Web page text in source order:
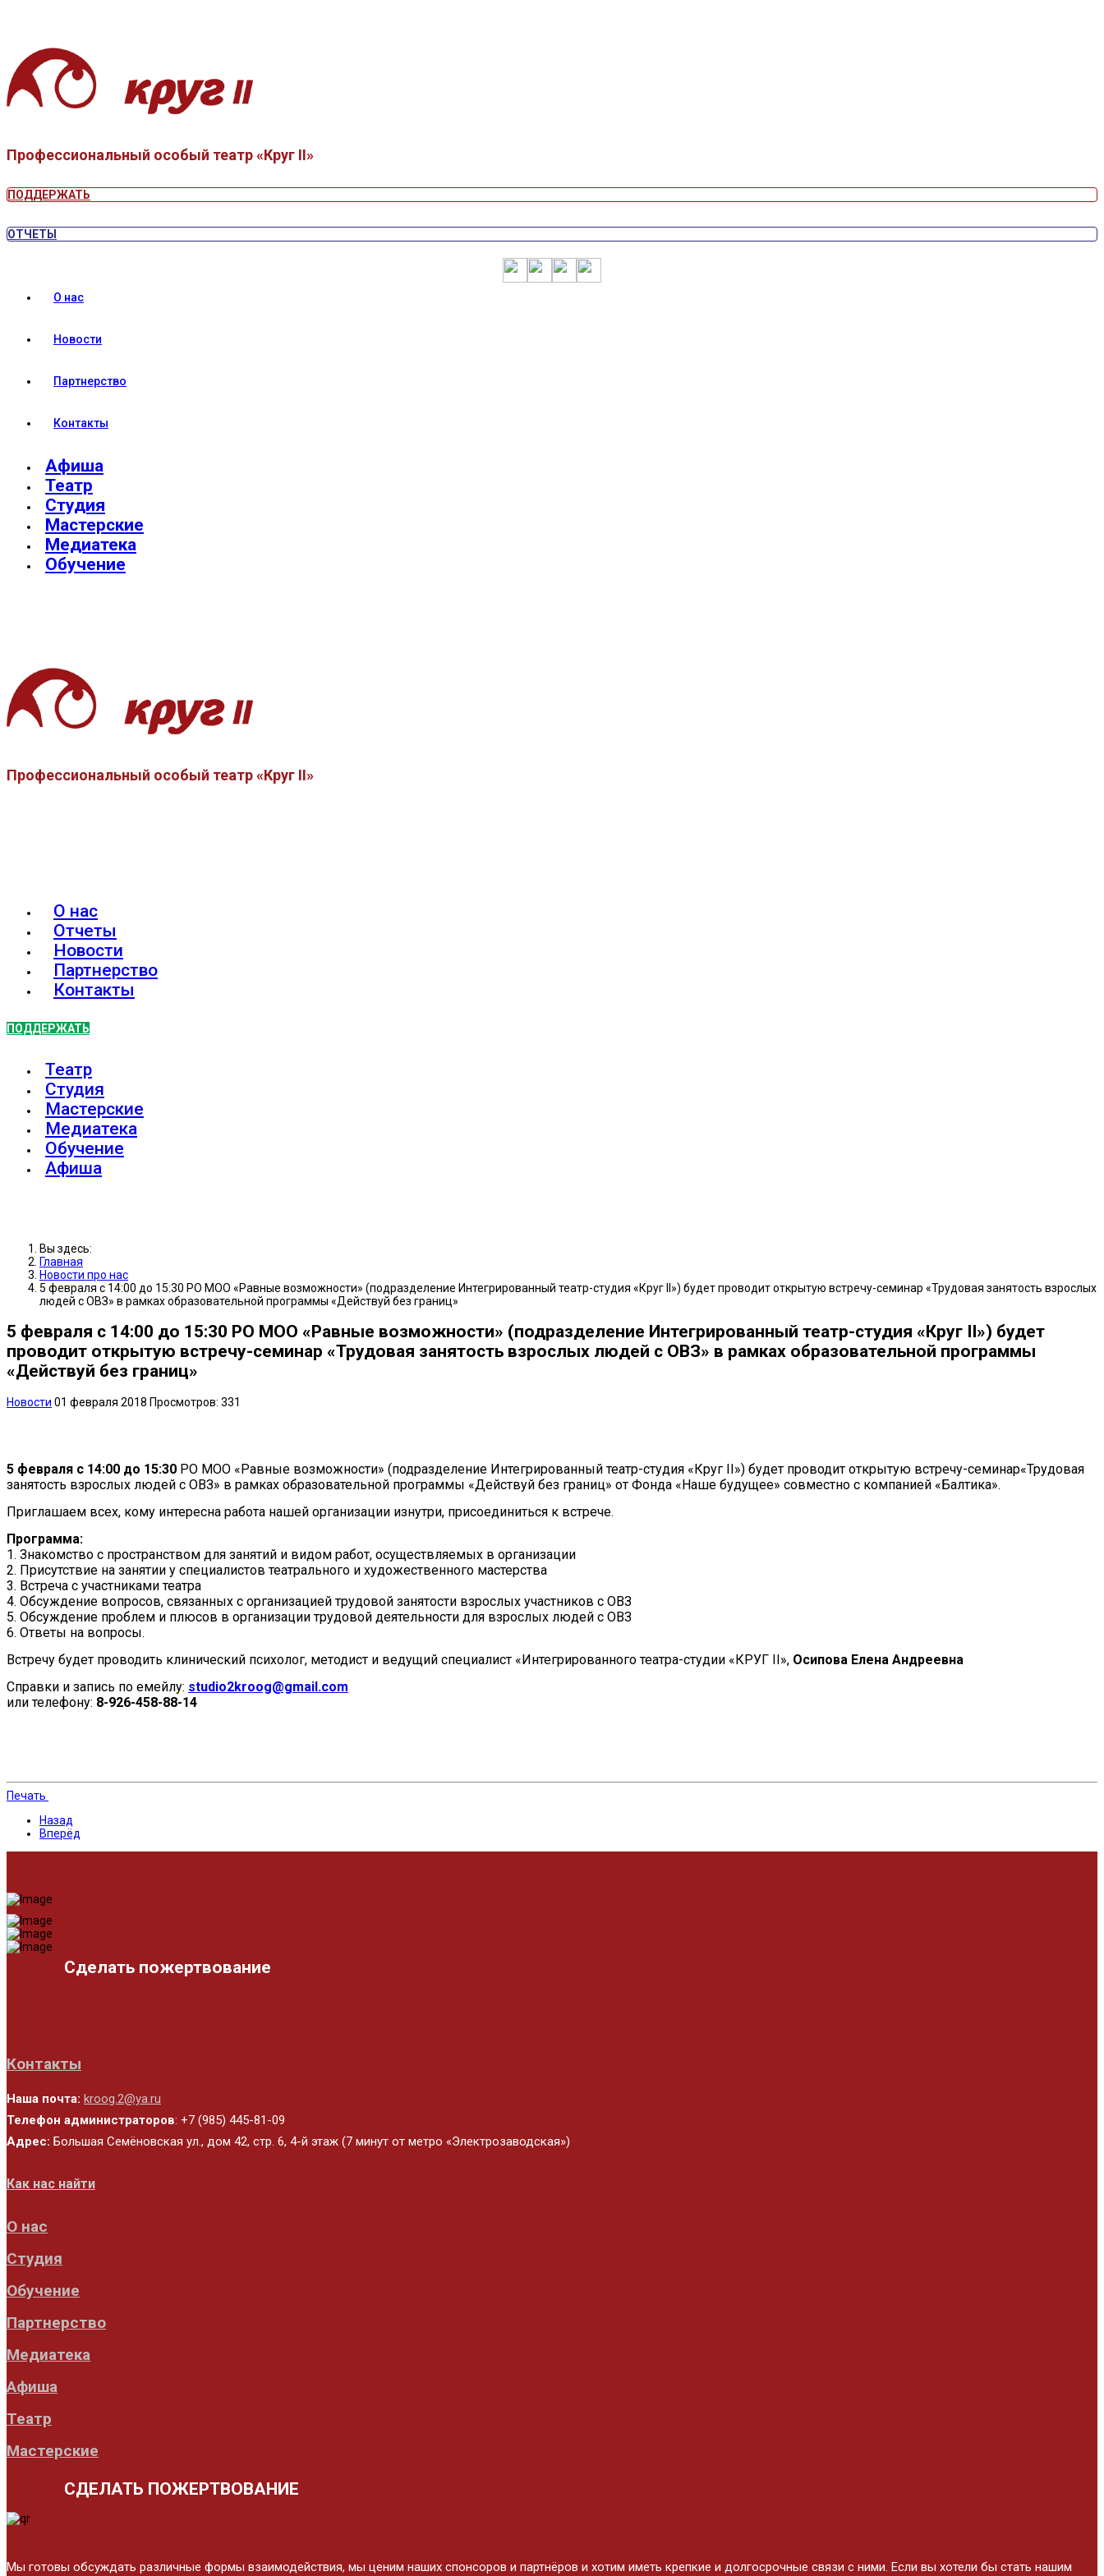
Профессиональный особый театр «Круг II»
ПОДДЕРЖАТЬ
ОТЧЕТЫ
О нас
Новости
Партнерство
Контакты
Афиша
Театр
Студия
Мастерские
Медиатека
Обучение
Профессиональный особый театр «Круг II»
О нас
Отчеты
Новости
Партнерство
Контакты
ПОДДЕРЖАТЬ
Театр
Студия
Мастерские
Медиатека
Обучение
Афиша
Вы здесь:
Главная
Новости про нас
5 февраля с 14:00 до 15:30 РО МОО «Равные возможности» (подразделение Интегрированный театр-студия «Круг II») будет проводит открытую встречу-семинар «Трудовая занятость взрослых
людей с ОВЗ» в рамках образовательной программы «Действуй без границ»
5 февраля с 14:00 до 15:30 РО МОО «Равные возможности» (подразделение Интегрированный театр-студия «Круг II») будет
проводит открытую встречу-семинар «Трудовая занятость взрослых людей с ОВЗ» в рамках образовательной программы
«Действуй без границ»
Новости 01 февраля 2018 Просмотров: 331
5 февраля с 14:00 до 15:30 РО МОО «Равные возможности» (подразделение Интегрированный театр-студия «Круг II») будет проводит открытую встречу-семинар«Трудовая
занятость взрослых людей с ОВЗ» в рамках образовательной программы «Действуй без границ» от Фонда «Наше будущее» совместно с компанией «Балтика».
Приглашаем всех, кому интересна работа нашей организации изнутри, присоединиться к встрече.
Программа:
1. Знакомство с пространством для занятий и видом работ, осуществляемых в организации
2. Присутствие на занятии у специалистов театрального и художественного мастерства
3. Встреча с участниками театра
4. Обсуждение вопросов, связанных с организацией трудовой занятости взрослых участников с ОВЗ
5. Обсуждение проблем и плюсов в организации трудовой деятельности для взрослых людей с ОВЗ
6. Ответы на вопросы.
Встречу будет проводить клинический психолог, методист и ведущий специалист «Интегрированного театра-студии «КРУГ II», Осипова Елена Андреевна
Справки и запись по емейлу: studio2kroog@gmail.com
или телефону: 8-926-458-88-14
Печать
Назад
Вперёд
Сделать пожертвование
Контакты
Наша почта: kroog.2@ya.ru
Телефон администраторов: +7 (985) 445-81-09
Адрес: Большая Семёновская ул., дом 42, стр. 6, 4-й этаж (7 минут от метро «Электрозаводская»)
Как нас найти
О нас
Студия
Обучение
Партнерство
Медиатека
Афиша
Театр
Мастерские
СДЕЛАТЬ ПОЖЕРТВОВАНИЕ
Мы готовы обсуждать различные формы взаимодействия, мы ценим наших спонсоров и партнёров и хотим иметь крепкие и долгосрочные связи с ними. Если вы хотели бы стать нашим